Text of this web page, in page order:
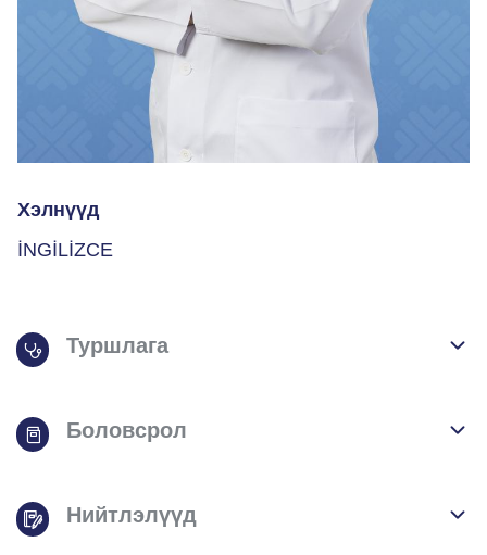
Хэлнүүд
İNGİLİZCE
Туршлага
Боловсрол
Нийтлэлүүд